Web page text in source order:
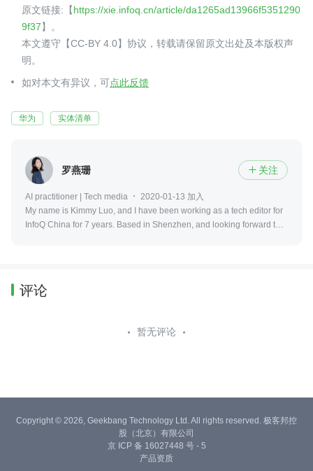
原文链接:【https://xie.infoq.cn/article/da1265ad13966f5351290
9f37】。
本文遵守【CC-BY 4.0】协议，转载请保留原文出处及本版权声
明。
如对本文有异议，可点此反馈
华为 实体清单
罗燕珊  关注
AI practitioner | Tech media
2020-01-13 加入
My name is Kimmy Luo, and I have been working as a tech editor for
InfoQ China for 7 years. Based in Shenzhen, and looking forward to
评论
暂无评论
Copyright © 2026, Geekbang Technology Ltd. All rights reserved. 极客邦控
股（北京）有限公司
京 ICP 备 16027448 号 - 5
产品资质